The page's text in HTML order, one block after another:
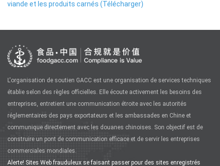
viande et les produits carnés (Télécharger)
L'organisation de soutien GACC est une organisation de services techniques
établie selon des règles officielles. Elle écoute activement les besoins des
entreprises, entretient une communication étroite avec les autorités
réglementaires des pays exportateurs et les ambassades en Chine et
communique directement avec les douanes chinoises. Son objectif est de
construire un pont de communication efficace et de servir les entreprises
commerciales mondiales.
Alerte! Sites Web frauduleux se faisant passer pour des sites enregistrés